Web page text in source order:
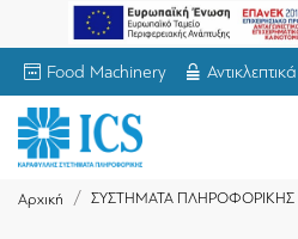
Food Machinery Αντικλεπτικά
Αρχική ΣΥΣΤΗΜΑΤΑ ΠΛΗΡΟΦΟΡΙΚΗΣ